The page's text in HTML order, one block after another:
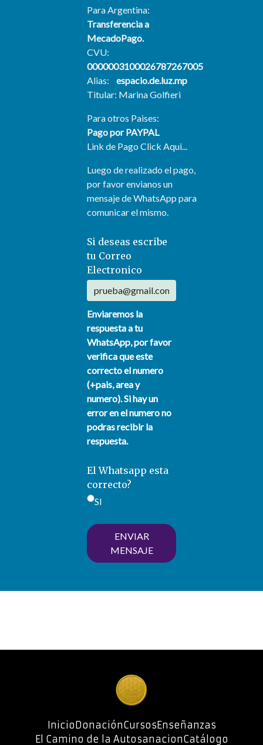
Para Argentina:
Transferencia a
MecadoPago.
CVU:
0000003100026787267005
Alias:espacio.de.luz.mp
Titular: Marina Golfieri
Para otros Paises:
Pago por PAYPAL
Link de Pago Click Aqui...
Luego de realizado el pago,
por favor envianos un
mensaje de WhatsApp para
comunicar el mismo.
Si deseas escribe
tu Correo
Electronico
Enviaremos la
respuesta a tu
WhatsApp, por favor
verifica que este
correcto el numero
(+pais, area y
numero). Si hay un
error en el numero no
podras recibir la
respuesta.
El Whatsapp esta
correcto?
SI
ENVIAR
MENSAJE
Inicio DonaciónCursos Enseñanzas
El Camino de la AutosanacionCatálogo